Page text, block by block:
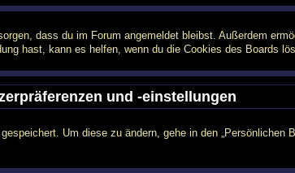
dass du im Forum angemeldet bleibst. Außerdem
hast, kann es helfen, wenn du die Cookies des Boards
und -einstellungen
Um diese zu ändern, gehe in den